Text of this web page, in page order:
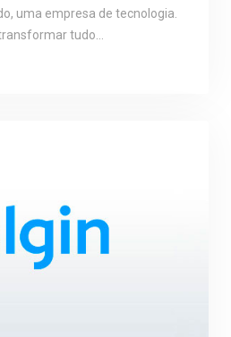
uma empresa de tecnologia.
tudo…